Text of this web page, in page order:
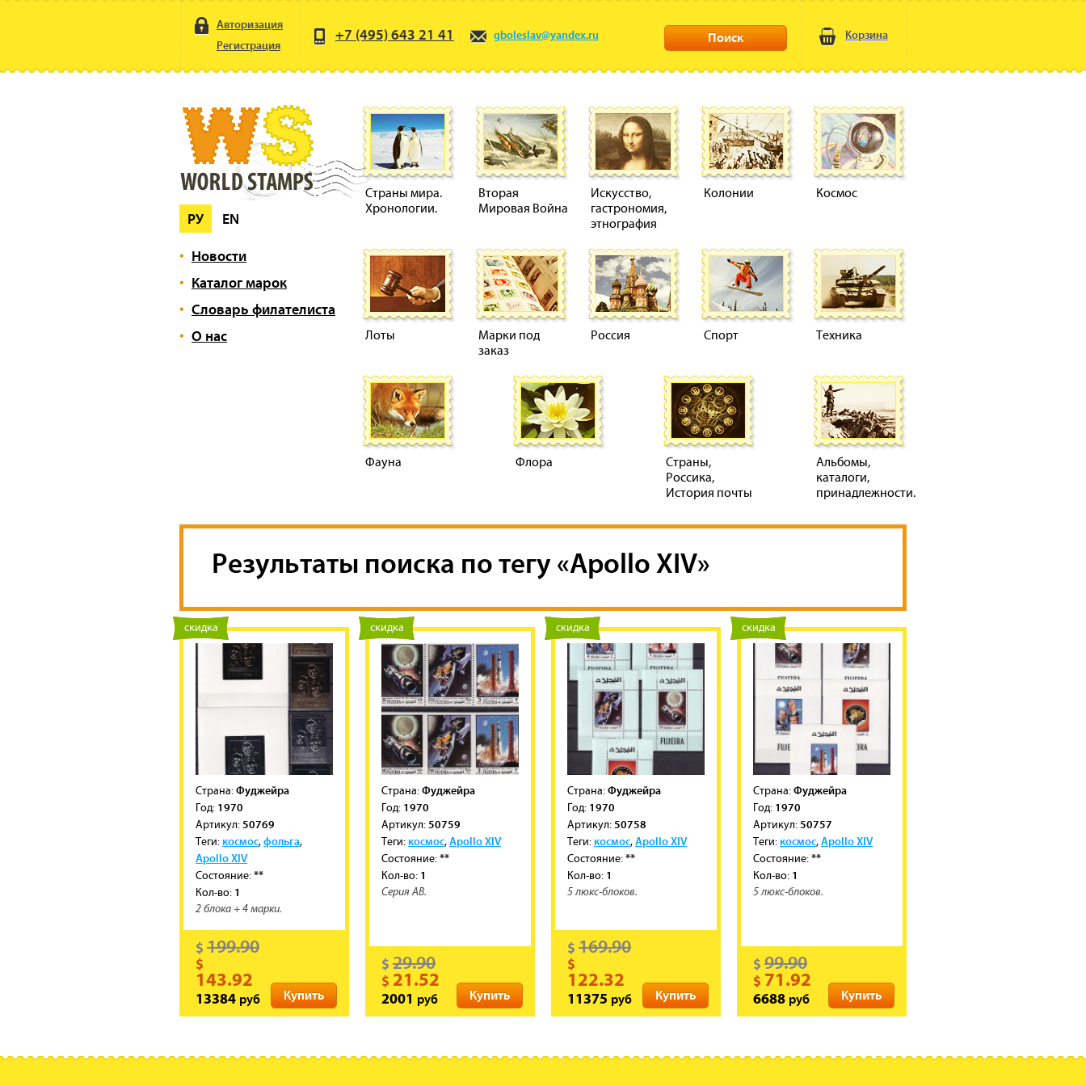
Корзина
Авторизация
Регистрация
+7 (495) 643 21 41 gboleslav@yandex.ru Поиск
РУ
EN
Новости
Каталог марок
Словарь филателиста
О нас
Страны мира.
Хронологии.
Вторая
Мировая Война
Искусство,
гастрономия,
этнография
Колонии Космос
Лоты
Марки под
заказ
Россия Спорт Техника
Фауна Флора
Страны,
Россика,
История почты
Альбомы,
каталоги,
принадлежности.
Результаты поиска по тегу «Apollo XIV»
новинка
скидка
Cтрана:Фуджейра
Год: 1970
Артикул:50769
Теги: космос,фольга,
Apollo XIV
Состояние:**
Кол-во: 1
2 блока + 4 марки.
Купить
$ 199.90
$
143.92
13384 руб
новинка
скидка
Cтрана:Фуджейра
Год: 1970
Артикул:50759
Теги: космос,Apollo XIV
Состояние:**
Кол-во: 1
Серия AB.
Купить
$ 29.90
$ 21.52
2001 руб
новинка
скидка
Cтрана:Фуджейра
Год: 1970
Артикул:50758
Теги: космос,Apollo XIV
Состояние:**
Кол-во: 1
5 люкс-блоков.
Купить
$ 169.90
$
122.32
11375 руб
новинка
скидка
Cтрана:Фуджейра
Год: 1970
Артикул:50757
Теги: космос,Apollo XIV
Состояние:**
Кол-во: 1
5 люкс-блоков.
Купить
$ 99.90
$ 71.92
6688 руб